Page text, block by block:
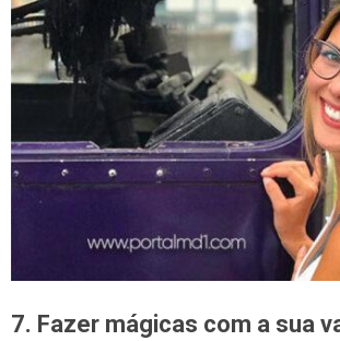
7. Fazer mágicas com a sua